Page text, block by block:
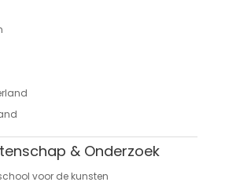
& Onderzoek
voor de kunsten